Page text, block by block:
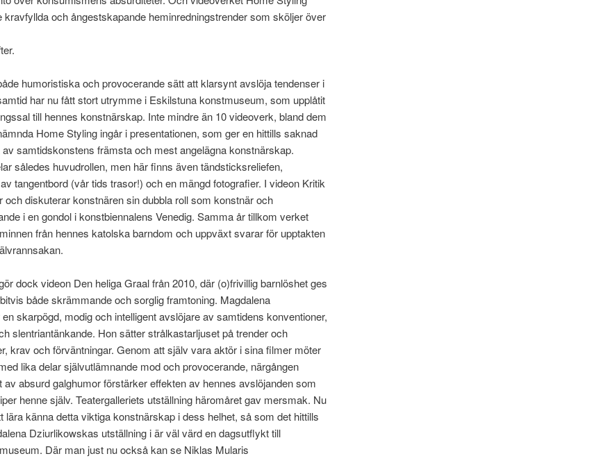
kravfyllda och ångestskapande heminredningstrender som sköljer över
humoristiska och provocerande sätt att klarsynt avslöja tendenser i
har nu fått stort utrymme i Eskilstuna konstmuseum, som upplåtit
till hennes konstnärskap. Inte mindre än 10 videoverk, bland dem
Home Styling ingår i presentationen, som ger en hittills saknad
av samtidskonstens främsta och mest angelägna konstnärskap.
således huvudrollen, men här finns även tändsticksreliefen,
tangentbord (vår tids trasor!) och en mängd fotografier. I videon Kritik
och diskuterar konstnären sin dubbla roll som konstnär och
i en gondol i konstbiennalens Venedig. Samma år tillkom verket
från hennes katolska barndom och uppväxt svarar för upptakten
dock videon Den heliga Graal från 2010, där (o)frivillig barnlöshet ges
både skrämmande och sorglig framtoning. Magdalena
skarpögd, modig och intelligent avslöjare av samtidens konventioner,
slentriantänkande. Hon sätter strålkastarljuset på trender och
krav och förväntningar. Genom att själv vara aktör i sina filmer möter
lika delar självutlämnande mod och provocerande, närgången
av absurd galghumor förstärker effekten av hennes avslöjanden som
henne själv. Teatergalleriets utställning häromåret gav mersmak. Nu
lära känna detta viktiga konstnärskap i dess helhet, så som det hittills
Dziurlikowskas utställning i är väl värd en dagsutflykt till
Där man just nu också kan se Niklas Mularis